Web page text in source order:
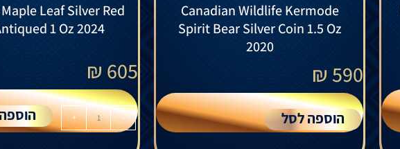
Canadian Wildlife Kermode
Spirit Bear Silver Coin 1.5 Oz
2020
590
₪
הוספה לסל
Leaf Silver Red
1 Oz 2024
605
₪
-
+